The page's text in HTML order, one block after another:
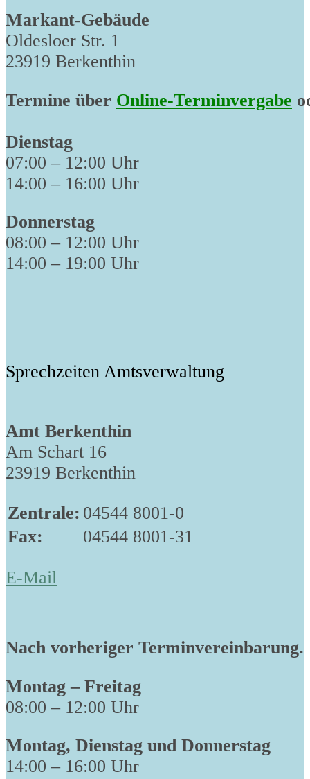
Markant-Gebäude
Oldesloer Str. 1
23919 Berkenthin
Termine über Online-Terminvergabe
Dienstag
07:00 – 12:00 Uhr
14:00 – 16:00 Uhr
Donnerstag
08:00 – 12:00 Uhr
14:00 – 19:00 Uhr
Sprechzeiten Amtsverwaltung
Amt Berkenthin
Am Schart 16
23919 Berkenthin
Zentrale: 04544 8001-0
Fax:
04544 8001-31
E-Mail
Nach vorheriger Terminvereinbarung.
Montag – Freitag
08:00 – 12:00 Uhr
Montag, Dienstag und Donnerstag
14:00 – 16:00 Uhr